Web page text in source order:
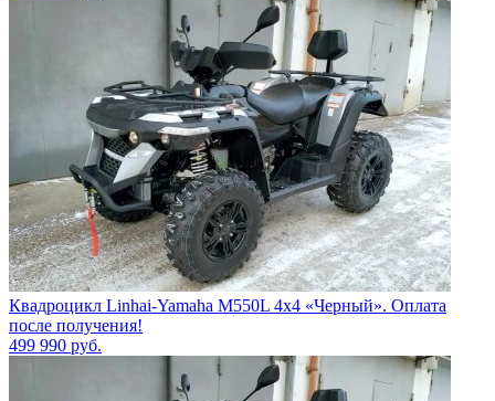
Квадроцикл Linhai-Yamaha M550L 4x4 «Черный». Оплата
после получения!
499 990 руб.